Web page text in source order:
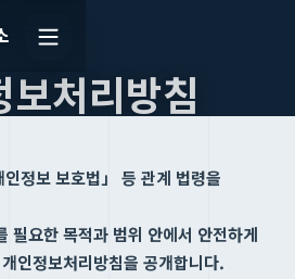
보처리방침
정보 보호법」 등 관계 법령을
필요한 목적과 범위 안에서 안전하게
인정보처리방침을 공개합니다.